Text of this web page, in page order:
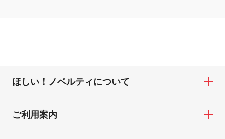
ほしい！ノベルティについて
ご利用案内